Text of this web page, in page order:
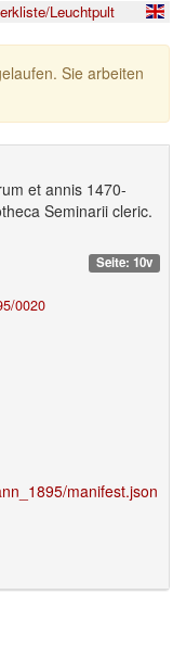
Leuchtpult
Sie arbeiten
et annis 1470-
Seminarii cleric.
Seite: 10v
0020
manifest.json